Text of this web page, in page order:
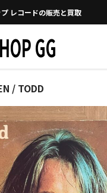
レコードの販売と買取
GG
いて
/ TODD